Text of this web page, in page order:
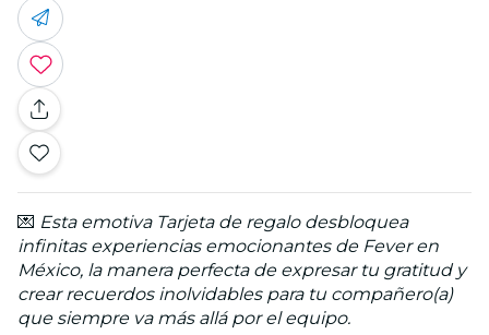
💌 Esta emotiva Tarjeta de regalo desbloquea
infinitas experiencias emocionantes de Fever en
México, la manera perfecta de expresar tu gratitud y
crear recuerdos inolvidables para tu compañero(a)
que siempre va más allá por el equipo.